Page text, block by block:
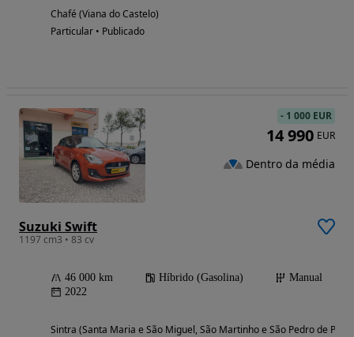
Chafé (Viana do Castelo)
Particular • Publicado
Suzuki Swift
1197 cm3 • 83 cv
46 000 km Híbrido (Gasolina)
Manual
2022
Sintra (Santa Maria e São Miguel, São Martinho e São Pedro de
- 1 000 EUR
14 990 EUR
Dentro da média